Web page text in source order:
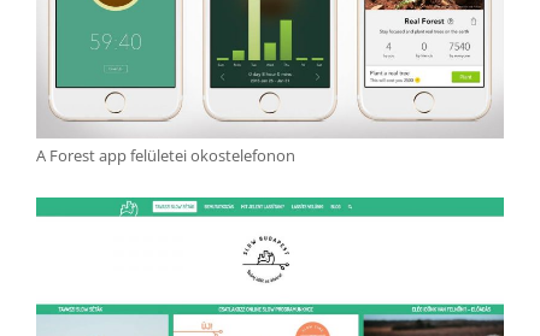
A Forest app felületei okostelefonon